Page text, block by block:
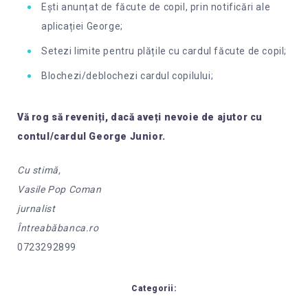
Ești anunțat de făcute de copil, prin notificări ale
aplicației George;
Setezi limite pentru plățile cu cardul făcute de copil;
Blochezi/deblochezi cardul copilului;
Vă rog să reveniți, dacă aveți nevoie de ajutor cu
contul/cardul George Junior.
Cu stimă,
Vasile Pop Coman
jurnalist
Întreabăbanca.ro
0723292899
Categorii: